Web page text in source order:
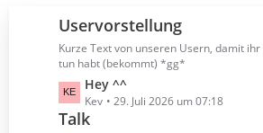
Uservorstellung
Kurze Text von unseren Usern, damit
tun habt (bekommt) *gg*
L
e
t
Hey ^^
Kev 29. Juli 2026 um 07:18
Talk